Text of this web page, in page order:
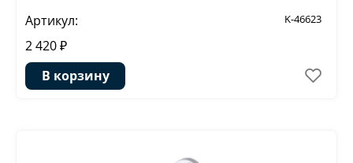
Артикул: K-46623
2 420 ₽
В корзину